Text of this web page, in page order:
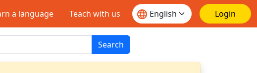
a language Teach with us Login
Search